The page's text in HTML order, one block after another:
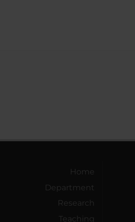
Home
Department
Research
Teaching